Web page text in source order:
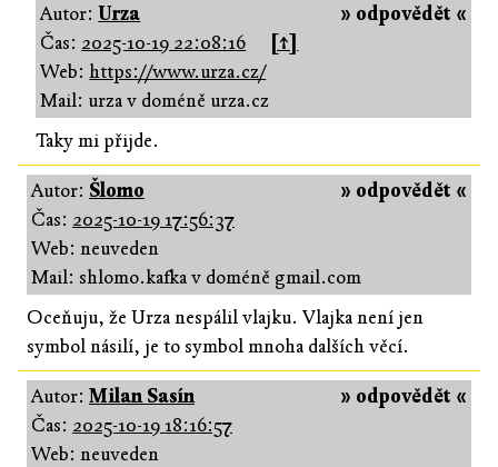
» odpovědět «
Autor:Urza
Čas: 2025-10-19 22:08:16
[↑]
Web:https://www.urza.cz/
Mail: urza v doméně urza.cz
Taky mi přijde.
» odpovědět «
Autor: Šlomo
Čas: 2025-10-19 17:56:37
Web: neuveden
Mail: shlomo.kafka v doméně gmail.com
Oceňuju, že Urza nespálil vlajku. Vlajka není jen
symbol násilí, je to symbol mnoha dalších věcí.
» odpovědět «
Autor: Milan Sasín
Čas: 2025-10-19 18:16:57
Web: neuveden